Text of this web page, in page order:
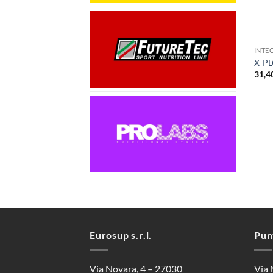
X-
Eurosup s.r.l.
Via Novara, 4 – 27030 Via